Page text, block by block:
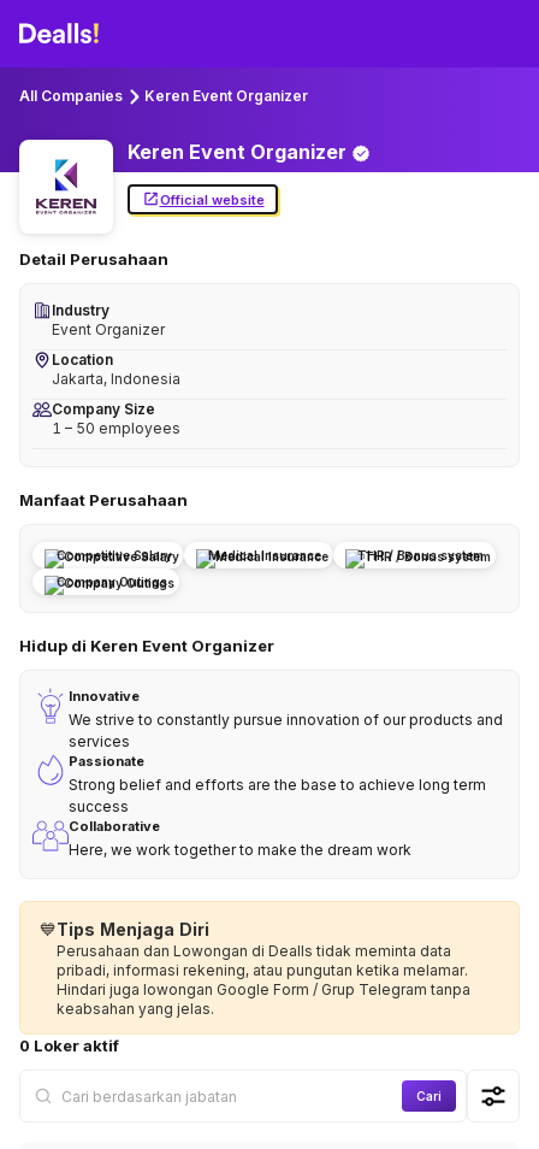
All Companies Keren Event Organizer
Keren Event Organizer
Official website
Detail Perusahaan
Industry
Event Organizer
Location
Jakarta, Indonesia
Company Size
1 – 50 employees
Manfaat Perusahaan
Competitive Salary Medical Insurance
THR / Bonus system
Company Outings
Hidup di Keren Event Organizer
Innovative
We strive to constantly pursue innovation of our products and
services
Passionate
Strong belief and efforts are the base to achieve long term
success
Collaborative
Here, we work together to make the dream work
💙Tips Menjaga Diri
Perusahaan dan Lowongan di Dealls tidak meminta data
pribadi, informasi rekening, atau pungutan ketika melamar.
Hindari juga lowongan Google Form / Grup Telegram tanpa
keabsahan yang jelas.
0 Loker aktif
Cari